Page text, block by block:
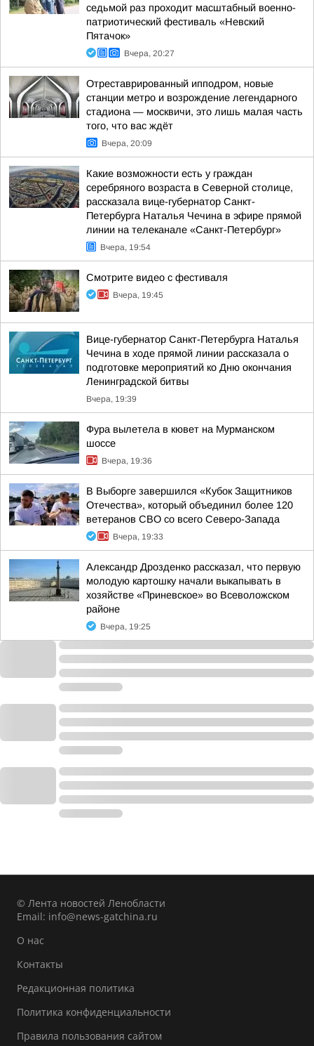
седьмой раз проходит масштабный военно-
патриотический фестиваль «Невский
Пятачок»
Вчера, 20:27
Отреставрированный ипподром, новые
станции метро и возрождение легендарного
стадиона — москвичи, это лишь малая часть
того, что вас ждёт
Вчера, 20:09
Какие возможности есть у граждан
серебряного возраста в Северной столице,
рассказала вице-губернатор Санкт-
Петербурга Наталья Чечина в эфире прямой
линии на телеканале «Санкт-Петербург»
Вчера, 19:54
Смотрите видео с фестиваля
Вчера, 19:45
Вице-губернатор Санкт-Петербурга Наталья
Чечина в ходе прямой линии рассказала о
подготовке мероприятий ко Дню окончания
Ленинградской битвы
Вчера, 19:39
Фура вылетела в кювет на Мурманском
шоссе
Вчера, 19:36
В Выборге завершился «Кубок Защитников
Отечества», который объединил более 120
ветеранов СВО со всего Северо-Запада
Вчера, 19:33
Александр Дрозденко рассказал, что первую
молодую картошку начали выкапывать в
хозяйстве «Приневское» во Всеволожском
районе
Вчера, 19:25
© Лента новостей Ленобласти
Email: info@news-gatchina.ru
О нас
Контакты
Редакционная политика
Политика конфиденциальности
Правила пользования сайтом